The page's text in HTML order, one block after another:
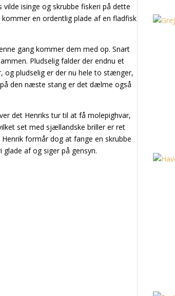
isinge og skrubbe fiskeri på dette
en ordentlig plade af en fladfisk
gang kommer dem med op. Snart
Pludselig falder der endnu et
og pludselig er der nu hele to stænger,
den næste stang er det dælme også
det Henriks tur til at få molepighvar,
set med sjællandske briller er ret
formår dog at fange en skrubbe
af og siger på gensyn.